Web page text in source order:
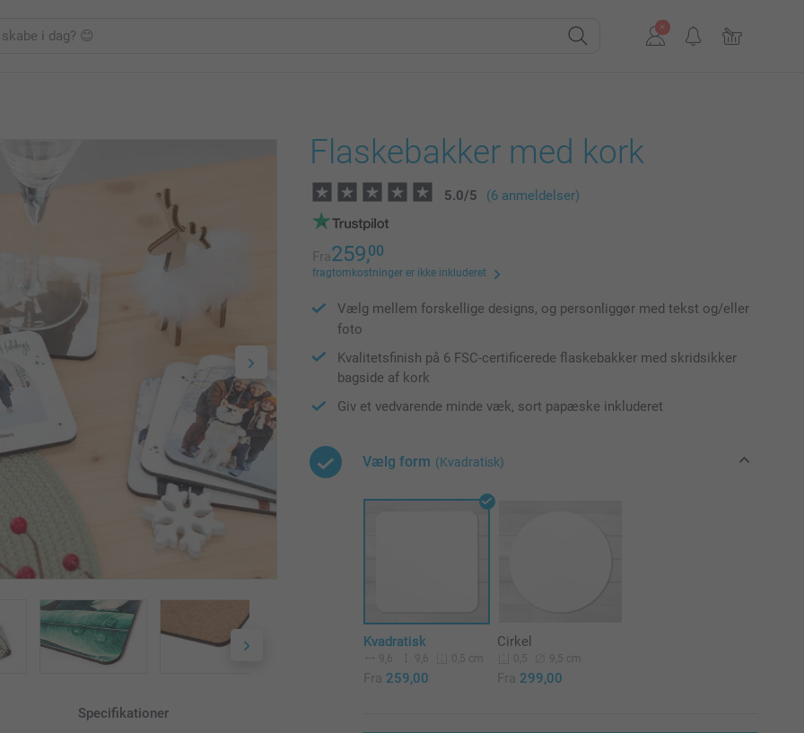
Specifikationer
Flaskebakker med kork
5.0/5 (6 anmeldelser)
Fra259,00
fragtomkostninger er ikke inkluderet
Vælg mellem forskellige designs, og personliggør med tekst og/eller
foto
Kvalitetsfinish på 6 FSC-certificerede flaskebakker med skridsikker
bagside af kork
Giv et vedvarende minde væk, sort papæske inkluderet
Vælg form (Kvadratisk)
Kvadratisk
9,6 9,6 0,5 cm
Fra 259,00
Cirkel
0,5 9,5 cm
Fra 299,00